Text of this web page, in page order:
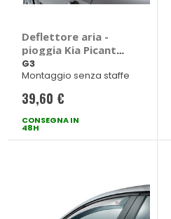
Deflettore aria -
pioggia Kia Picanto
2017> - G3 Kia
Picanto 2017 > 5
porte
G3
Montaggio senza staffe
39,60 €
CONSEGNA IN
48H